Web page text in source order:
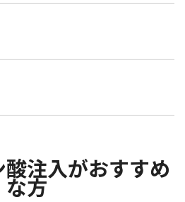
注入がおすすめ
な方